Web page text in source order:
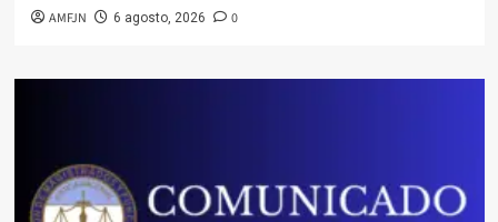
AMFJN 6 agosto, 2026 0